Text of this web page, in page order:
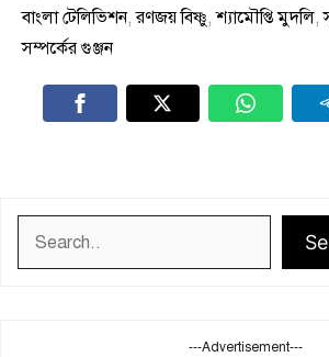
বাংলা টেলিভিশন,রণজয় বিষ্ণু,শ্যামৌপ্তি মুদলি,
সম্পর্কের গুঞ্জন
---Advertisement---